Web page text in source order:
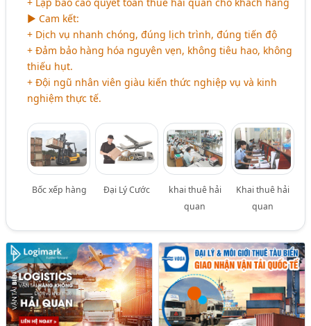
► Cam kết:
+ Dịch vụ nhanh chóng, đúng lịch trình, đúng tiến độ
+ Đảm bảo hàng hóa nguyên vẹn, không tiêu hao, không
thiếu hụt.
+ Đội ngũ nhân viên giàu kiến thức nghiệp vụ và kinh
nghiệm thực tế.
Bốc xếp hàng Đại Lý Cước
khai thuê hải
quan
Khai thuê hải
quan